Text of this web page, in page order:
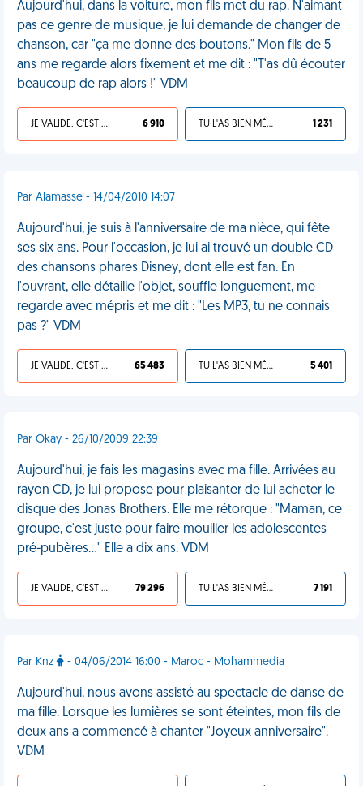
Aujourd'hui, dans la voiture, mon fils met du rap. N'aimant
pas ce genre de musique, je lui demande de changer de
chanson, car "ça me donne des boutons." Mon fils de 5
ans me regarde alors fixement et me dit : "T'as dû écouter
beaucoup de rap alors !" VDM
JE VALIDE, C'EST UNE VDM 6 910 TU L'AS BIEN MÉRITÉ 1 231
Par Alamasse - 14/04/2010 14:07
Aujourd'hui, je suis à l'anniversaire de ma nièce, qui fête
ses six ans. Pour l'occasion, je lui ai trouvé un double CD
des chansons phares Disney, dont elle est fan. En
l'ouvrant, elle détaille l'objet, souffle longuement, me
regarde avec mépris et me dit : "Les MP3, tu ne connais
pas ?" VDM
JE VALIDE, C'EST UNE VDM 65 483 TU L'AS BIEN MÉRITÉ 5 401
Par Okay - 26/10/2009 22:39
Aujourd'hui, je fais les magasins avec ma fille. Arrivées au
rayon CD, je lui propose pour plaisanter de lui acheter le
disque des Jonas Brothers. Elle me rétorque : "Maman, ce
groupe, c'est juste pour faire mouiller les adolescentes
pré-pubères..." Elle a dix ans. VDM
JE VALIDE, C'EST UNE VDM 79 296 TU L'AS BIEN MÉRITÉ 7 191
Par Knz - 04/06/2014 16:00 - Maroc - Mohammedia
Aujourd'hui, nous avons assisté au spectacle de danse de
ma fille. Lorsque les lumières se sont éteintes, mon fils de
deux ans a commencé à chanter "Joyeux anniversaire".
VDM